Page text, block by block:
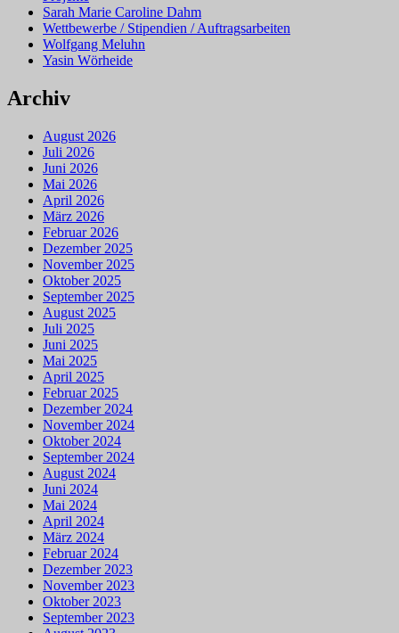
Sarah Marie Caroline Dahm
Wettbewerbe / Stipendien / Auftragsarbeiten
Wolfgang Meluhn
Yasin Wörheide
Archiv
August 2026
Juli 2026
Juni 2026
Mai 2026
April 2026
März 2026
Februar 2026
Dezember 2025
November 2025
Oktober 2025
September 2025
August 2025
Juli 2025
Juni 2025
Mai 2025
April 2025
Februar 2025
Dezember 2024
November 2024
Oktober 2024
September 2024
August 2024
Juni 2024
Mai 2024
April 2024
März 2024
Februar 2024
Dezember 2023
November 2023
Oktober 2023
September 2023